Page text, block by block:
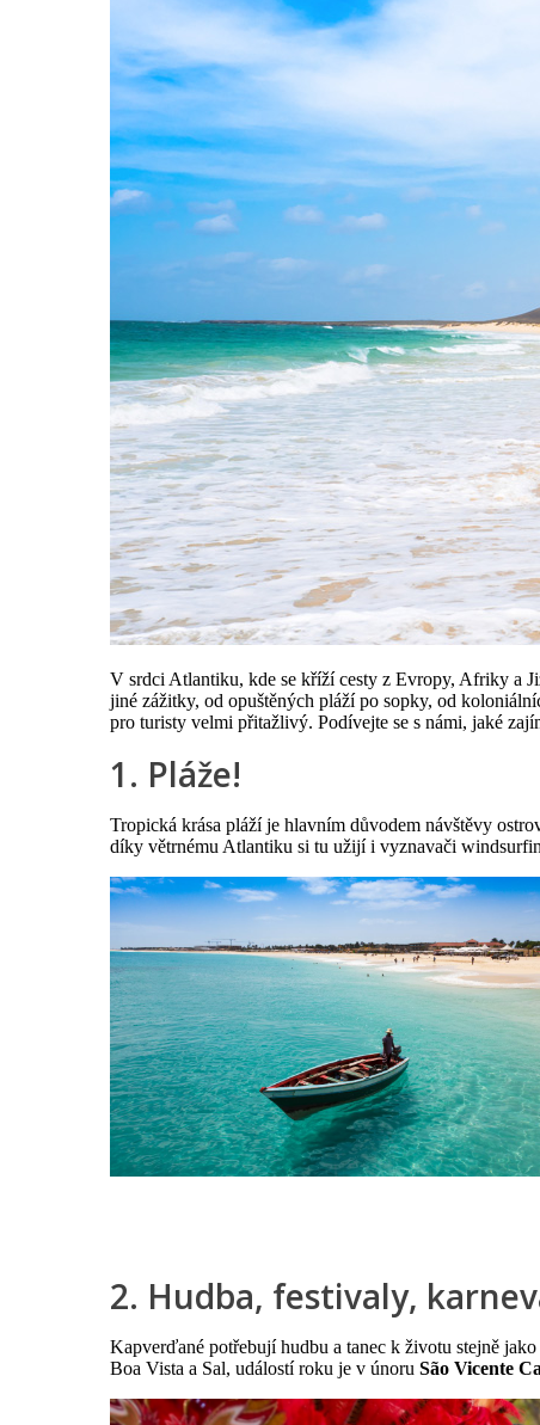
V srdci Atlantiku, kde se kříží cesty z Evropy, Afriky a
jiné zážitky, od opuštěných pláží po sopky, od
pro turisty velmi přitažlivý. Podívejte se s námi, jaké
1. Pláže!
Tropická krása pláží je hlavním důvodem návštěvy
díky větrnému Atlantiku si tu užijí i vyznavači
2. Hudba, festivaly,
Kapverďané potřebují hudbu a tanec k životu stejně
Boa Vista a Sal, událostí roku je v únoru São Vicente